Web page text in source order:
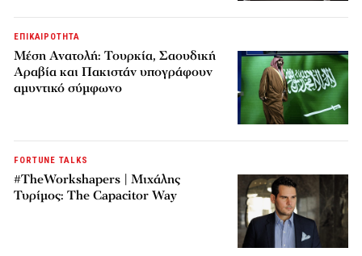
ΕΠΙΚΑΙΡΟΤΗΤΑ
Μέση Ανατολή: Τουρκία, Σαουδική
Αραβία και Πακιστάν υπογράφουν
αμυντικό σύμφωνο
FORTUNE TALKS
#TheWorkshapers | Μιχάλης
Τυρίμος: The Capacitor Way